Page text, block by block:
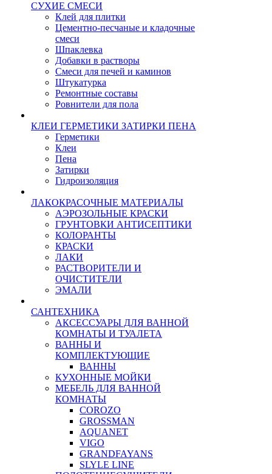
СУХИЕ СМЕСИ
Клей для плитки
Цементно-песчаные и кладочные
смеси
Шпаклевка
Добавки в растворы
Смеси для печей и каминов
Штукатурка
Ремонтные составы
Ровнители для пола
КЛЕИ ГЕРМЕТИКИ ЗАТИРКИ ПЕНА
Герметики
Клеи
Пена
Затирки
Гидроизоляция
ЛАКОКРАСОЧНЫЕ МАТЕРИАЛЫ
АЭРОЗОЛЬНЫЕ КРАСКИ
ГРУНТОВКИ АНТИСЕПТИКИ
КОЛОРАНТЫ
КРАСКИ
ЛАКИ
РАСТВОРИТЕЛИ И
ОЧИСТИТЕЛИ
ЭМАЛИ
САНТЕХНИКА
АКСЕССУАРЫ ДЛЯ ВАННОЙ
КОМНАТЫ И ТУАЛЕТА
ВАННЫ И
КОМПЛЕКТУЮЩИЕ
ВАННЫ
КУХОННЫЕ МОЙКИ
МЕБЕЛЬ ДЛЯ ВАННОЙ
КОМНАТЫ
COROZO
GROSSMAN
AQUANET
VIGO
GRANDFAYANS
SLYLE LINE